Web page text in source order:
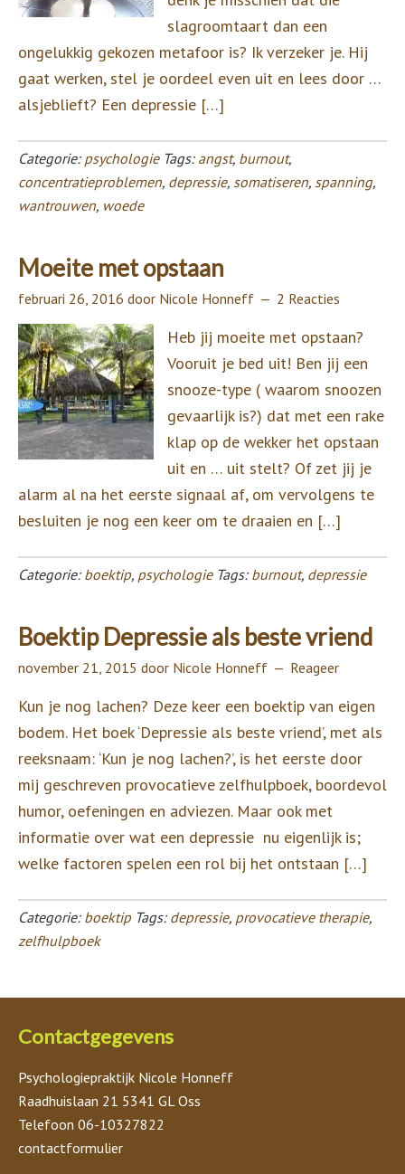
slagroomtaart dan een
ongelukkig gekozen metafoor is? Ik verzeker je. Hij
gaat werken, stel je oordeel even uit en lees door …
alsjeblieft? Een depressie […]
Categorie: psychologie Tags: angst, burnout,
concentratieproblemen, depressie, somatiseren, spanning,
wantrouwen, woede
Moeite met opstaan
februari 26, 2016 door Nicole Honneff 2 Reacties
Heb jij moeite met opstaan?
Vooruit je bed uit! Ben jij een
snooze-type ( waarom snoozen
gevaarlijk is?) dat met een rake
klap op de wekker het opstaan
uit en … uit stelt? Of zet jij je
alarm al na het eerste signaal af, om vervolgens te
besluiten je nog een keer om te draaien en […]
Categorie: boektip, psychologie Tags: burnout, depressie
Boektip Depressie als beste vriend
november 21, 2015 door Nicole Honneff Reageer
Kun je nog lachen? Deze keer een boektip van eigen
bodem. Het boek ‘Depressie als beste vriend’, met als
reeksnaam: ‘Kun je nog lachen?’, is het eerste door
mij geschreven provocatieve zelfhulpboek, boordevol
humor, oefeningen en adviezen. Maar ook met
informatie over wat een depressie nu eigenlijk is;
welke factoren spelen een rol bij het ontstaan […]
Categorie: boektip Tags: depressie, provocatieve therapie,
zelfhulpboek
Contactgegevens
Psychologiepraktijk Nicole Honneff
Raadhuislaan 21 5341 GL Oss
Telefoon 06-10327822
contactformulier